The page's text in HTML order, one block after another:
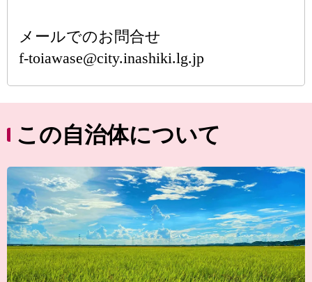
メールでのお問合せ
f-toiawase@city.inashiki.lg.jp
この自治体について